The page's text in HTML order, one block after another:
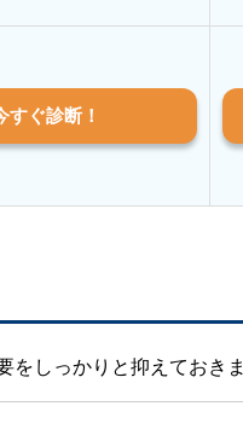
すぐ診断！
をしっかりと抑えておきま